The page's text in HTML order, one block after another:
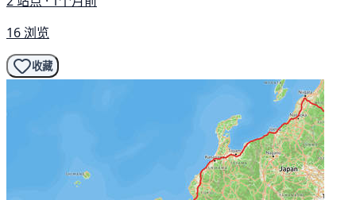
16 浏览
收藏